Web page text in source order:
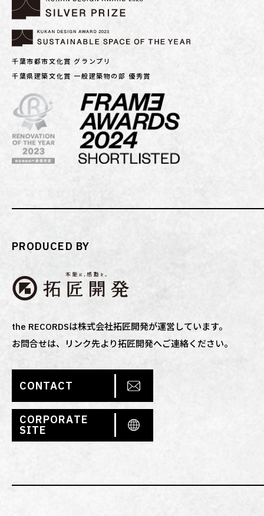
千葉市都市文化賞 グランプリ
千葉県建築文化賞 一般建築物の部 優秀賞
PRODUCED BY
the RECORDSは株式会社拓匠開発が運営しています。
お問合せは、リンク先より拓匠開発へご連絡ください。
CONTACT
CORPORATE
SITE